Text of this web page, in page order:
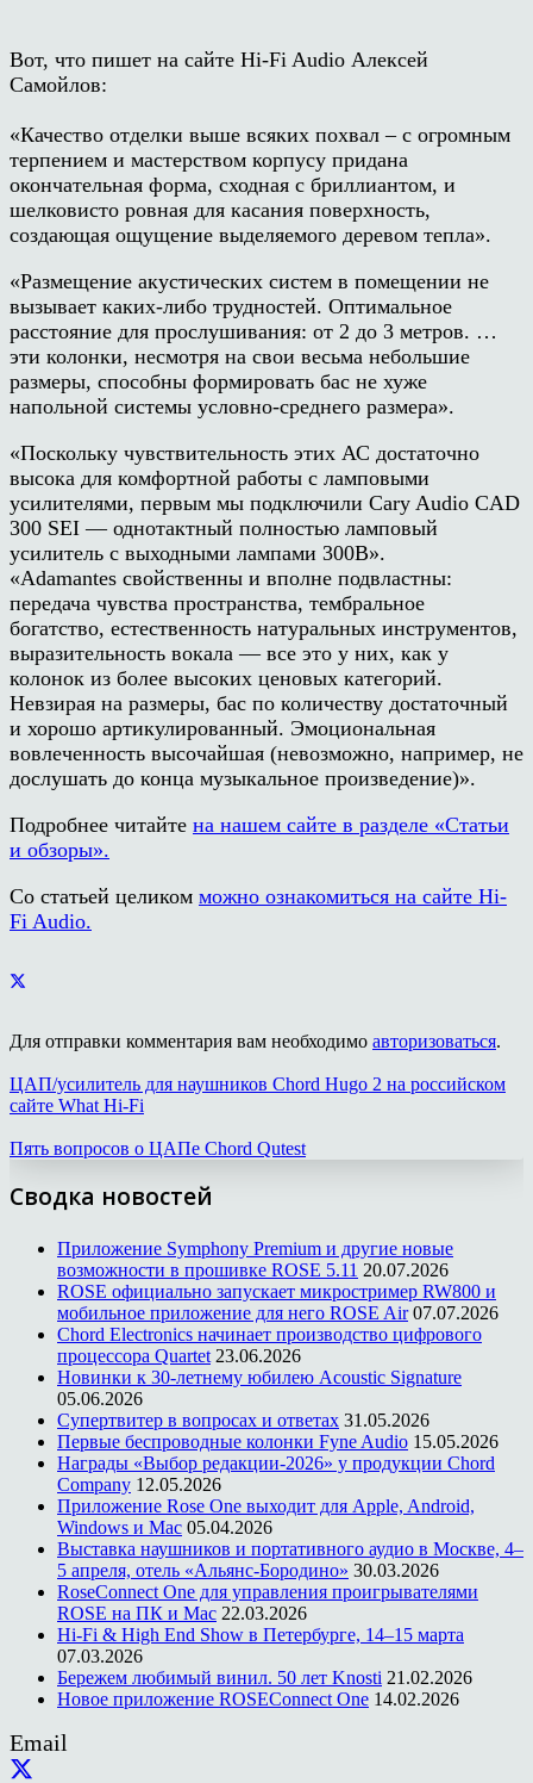
Вот, что пишет на сайте Hi-Fi Audio Алексей
Самойлов:
«Качество отделки выше всяких похвал – с огромным
терпением и мастерством корпусу придана
окончательная форма, сходная с бриллиантом, и
шелковисто ровная для касания поверхность,
создающая ощущение выделяемого деревом тепла».
«Размещение акустических систем в помещении не
вызывает каких-либо трудностей. Оптимальное
расстояние для прослушивания: от 2 до 3 метров. …
эти колонки, несмотря на свои весьма небольшие
размеры, способны формировать бас не хуже
напольной системы условно-среднего размера».
«Поскольку чувствительность этих АС достаточно
высока для комфортной работы с ламповыми
усилителями, первым мы подключили Cary Audio CAD
300 SEI — однотактный полностью ламповый
усилитель с выходными лампами 300B».
«Adamantes свойственны и вполне подвластны:
передача чувства пространства, тембральное
богатство, естественность натуральных инструментов,
выразительность вокала — все это у них, как у
колонок из более высоких ценовых категорий.
Невзирая на размеры, бас по количеству достаточный
и хорошо артикулированный. Эмоциональная
вовлеченность высочайшая (невозможно, например, не
дослушать до конца музыкальное произведение)».
Подробнее читайте на нашем сайте в разделе «Статьи
и обзоры».
Со статьей целиком можно ознакомиться на сайте Hi-
Fi Audio.
Для отправки комментария вам необходимо авторизоваться.
ЦАП/усилитель для наушников Chord Hugo 2 на российском
сайте What Hi-Fi
Пять вопросов о ЦАПе Chord Qutest
Сводка новостей
Приложение Symphony Premium и другие новые
возможности в прошивке ROSE 5.11 20.07.2026
ROSE официально запускает микростример RW800 и
мобильное приложение для него ROSE Air 07.07.2026
Chord Electronics начинает производство цифрового
процессора Quartet 23.06.2026
Новинки к 30-летнему юбилею Acoustic Signature
05.06.2026
Супертвитер в вопросах и ответах 31.05.2026
Первые беспроводные колонки Fyne Audio 15.05.2026
Награды «Выбор редакции-2026» у продукции Chord
Company 12.05.2026
Приложение Rose One выходит для Apple, Android,
Windows и Mac 05.04.2026
Выставка наушников и портативного аудио в Москве, 4–
5 апреля, отель «Альянс-Бородино» 30.03.2026
RoseConnect One для управления проигрывателями
ROSE на ПК и Mac 22.03.2026
Hi-Fi & High End Show в Петербурге, 14–15 марта
07.03.2026
Бережем любимый винил. 50 лет Knosti 21.02.2026
Новое приложение ROSEConnect One 14.02.2026
Email